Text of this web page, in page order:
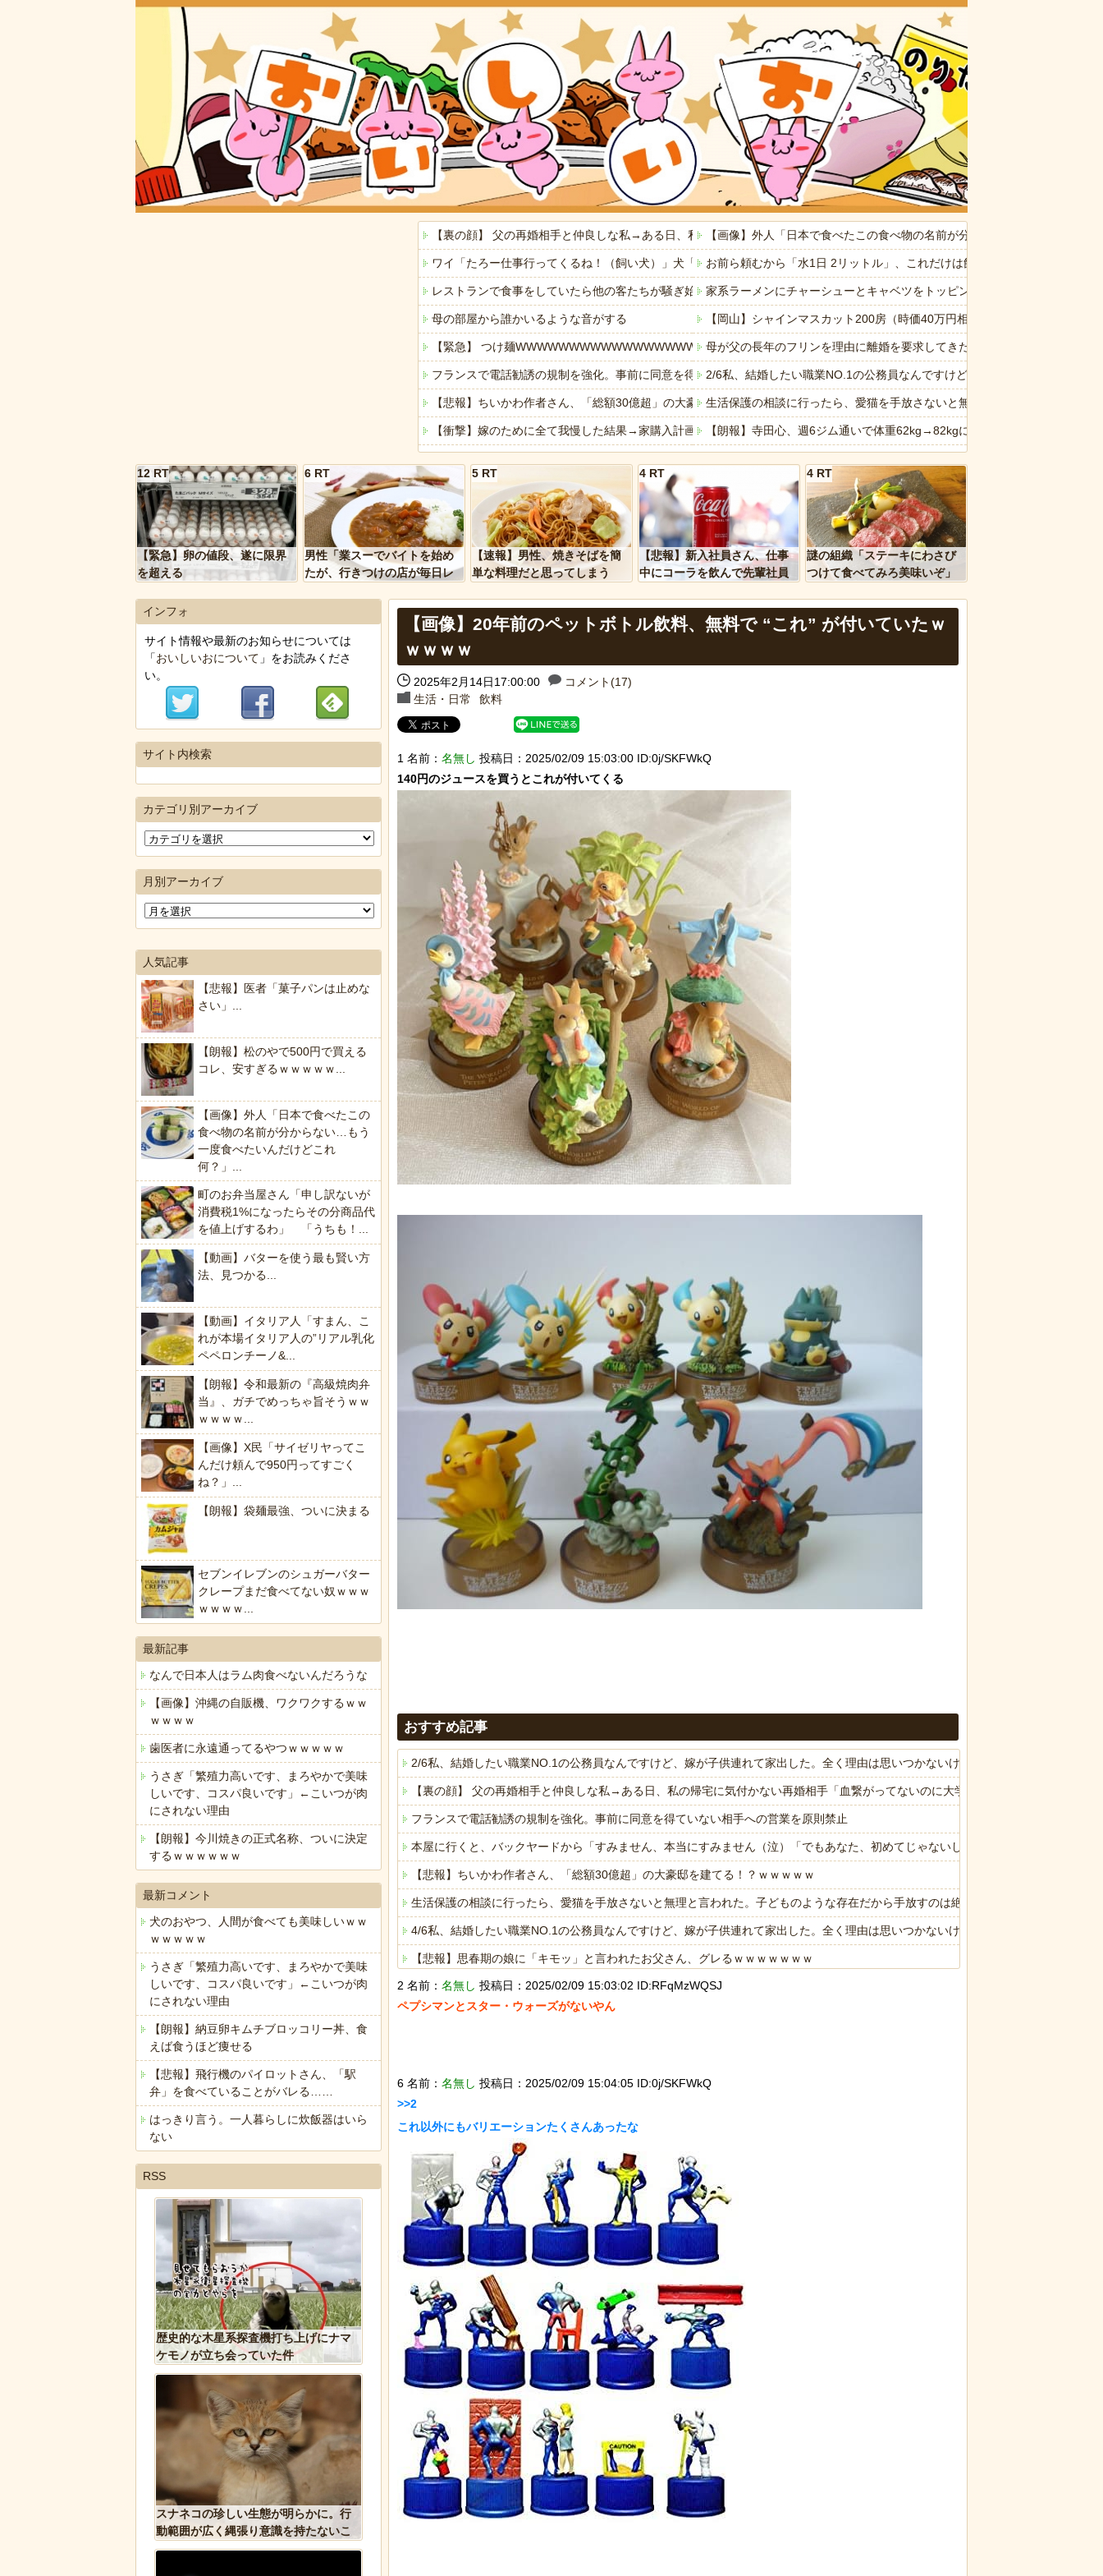
【裏の顔】 父の再婚相手と仲良しな私→ある日、私の帰宅に気付かない再婚相手「血繋がってないのに大学費用出さなきゃい
ワイ「たろー仕事行ってくるね！（飼い犬）」犬「…？（ぷい」
レストランで食事をしていたら他の客たちが騒ぎ始めた。何事かな？ → 珍客が現れました…
母の部屋から誰かいるような音がする
【緊急】 つけ麺WWWWWWWWWWWWWWWWWWWWWW
フランスで電話勧誘の規制を強化。事前に同意を得ていない相手への営業を原則禁止
【悲報】ちいかわ作者さん、「総額30億超」の大豪邸を建てる！？ｗｗｗｗｗ
【衝撃】嫁のために全て我慢した結果→家購入計画が「地獄の一幕」に…その理由が痛すぎるｗｗｗ
年収１０００万円世帯の現実
【衝撃】韓国で売っている目覚まし時計のデザインが悪夢すぎるwww
「アメリカのヤンキーがアジア人にケンカを売った結果ｗｗｗ」 ほか
「あなたはアメリカを愛していますか」「はい」トランプ、国防総省職員数千人をウソ発見器にかける方針
ヒーローのサバイバルアクション Siege Survivors
【中国】パトカーの前で好演技www当たり屋やお煽り運転など盛りだくさん
Powered by livedoor 相互RSS
【画像】外人「日本で食べたこの食べ物の名前が分からない…もう一度食べ
お前ら頼むから「水1日 2リットル」、これだけは飲んでくれ
家系ラーメンにチャーシューとキャベツをトッピングして食べるのが好き
【岡山】シャインマスカット200房（時価40万円相当）畑から盗んだ疑いで
母が父の長年のフリンを理由に離婚を要求してきた。父も私も驚いたが母の
2/6私、結婚したい職業NO.1の公務員なんですけど、嫁が子供連れて家出
生活保護の相談に行ったら、愛猫を手放さないと無理と言われた。子ども
【朗報】寺田心、週6ジム通いで体重62kg→82kgに 110kgのベンチプレス持
【悲報】思春期の娘に「キモッ」と言われたお父さん、グレるｗｗｗｗｗｗ
客「納車式？いいよ」
専業主婦の妻が月3万ぐらいするサプリ飲んどるんやが
【動画】動物園のゾウを撮影していたら…とんでもない“ファンサ”を受けた
【悲報】味噌ラーメンで行列、出来ない
12 RT
【緊急】卵の値段、遂に限界
を超える
6 RT
男性「業スーでバイトを始め
たが、行きつけの店が毎日レ
5 RT
【速報】男性、焼きそばを簡
単な料理だと思ってしまう
4 RT
【悲報】新入社員さん、仕事
中にコーラを飲んで先輩社員
4 RT
謎の組織「ステーキにわさび
つけて食べてみろ美味いぞ」
【画像】20年前のペットボトル飲料、無料で “これ” が付いていたｗ
ｗｗｗｗ
2025年2月14日17:00:00
コメント(17)
生活・日常
飲料
1 名前： 名無し 投稿日：2025/02/09 15:03:00 ID:0j/SKFWkQ
おすすめ記事
2/6私、結婚したい職業NO.1の公務員なんですけど、嫁が子供連れて家出した。全く理由は思いつかないけど強いてあげるとすれば
【裏の顔】 父の再婚相手と仲良しな私→ある日、私の帰宅に気付かない再婚相手「血繋がってないのに大学費用出さなきゃいけな
フランスで電話勧誘の規制を強化。事前に同意を得ていない相手への営業を原則禁止
本屋に行くと、バックヤードから「すみません、本当にすみません（泣）「でもあなた、初めてじゃないしね、うちだけじゃどうし
【悲報】ちいかわ作者さん、「総額30億超」の大豪邸を建てる！？ｗｗｗｗｗ
生活保護の相談に行ったら、愛猫を手放さないと無理と言われた。子どものような存在だから手放すのは絶対に考えられない・・・
4/6私、結婚したい職業NO.1の公務員なんですけど、嫁が子供連れて家出した。全く理由は思いつかないけど強いてあげるとすれば
【悲報】思春期の娘に「キモッ」と言われたお父さん、グレるｗｗｗｗｗｗｗ
【トー横キッズ】家庭環境や毒親とのトラブルに悩む若者「大人に相談しても具体的に何もしてくれない」EXIT兼近「搾取しようと
海外「日本は戦勝国なんだよ」 戦後の日本人の特別な生き様に各国から称賛の声
Powered by livedoor 相互RSS
2 名前： 名無し 投稿日：2025/02/09 15:03:02 ID:RFqMzWQSJ
ペプシマンとスター・ウォーズがないやん
6 名前： 名無し 投稿日：2025/02/09 15:04:05 ID:0j/SKFWkQ
>>2
インフォ
サイト情報や最新のお知らせについては
「おいしいおについて 」をお読みくださ
い。
サイト内検索
カテゴリ別アーカイブ
月別アーカイブ
人気記事
【悲報】医者「菓子パンは止めな
さい」...
【朗報】松のやで500円で買える
コレ、安すぎるｗｗｗｗｗ...
【画像】外人「日本で食べたこの
食べ物の名前が分からない…もう
一度食べたいんだけどこれ
何？」...
町のお弁当屋さん「申し訳ないが
消費税1%になったらその分商品代
を値上げするわ」 「うちも！...
【動画】バターを使う最も賢い方
法、見つかる...
【動画】イタリア人「すまん、こ
れが本場イタリア人の”リアル乳化
ペペロンチーノ&...
【朗報】令和最新の『高級焼肉弁
当』、ガチでめっちゃ旨そうｗｗ
ｗｗｗｗ...
【画像】X民「サイゼリヤってこ
んだけ頼んで950円ってすごく
ね？」...
【朗報】袋麺最強、ついに決まる
セブンイレブンのシュガーバター
クレープまだ食べてない奴ｗｗｗ
ｗｗｗｗ...
最新記事
なんで日本人はラム肉食べないんだろうな
【画像】沖縄の自販機、ワクワクするｗｗ
ｗｗｗｗ
歯医者に永遠通ってるやつｗｗｗｗｗ
うさぎ「繁殖力高いです、まろやかで美味
しいです、コスパ良いです」←こいつが肉
にされない理由
【朗報】今川焼きの正式名称、ついに決定
するｗｗｗｗｗｗ
最新コメント
犬のおやつ、人間が食べても美味しいｗｗ
ｗｗｗｗｗ
うさぎ「繁殖力高いです、まろやかで美味
しいです、コスパ良いです」←こいつが肉
にされない理由
【朗報】納豆卵キムチブロッコリー丼、食
えば食うほど痩せる
【悲報】飛行機のパイロットさん、「駅
弁」を食べていることがバレる……
はっきり言う。一人暮らしに炊飯器はいら
ない
RSS
歴史的な木星系探査機打ち上げにナマ
ケモノが立ち会っていた件
スナネコの珍しい生態が明らかに。行
動範囲が広く縄張り意識を持たないこ
とが判明
チャットGPTで「デーモン小暮」を調
べた結果
石を卵と思い込み温め続けていたハク
【ひでぶ】茨城県にあるパン屋で売っ
ている「アベシパン」のビジュアルが
悪夢すぎるｗｗｗｗｗ
「マンデラ効果」という集団的な事実